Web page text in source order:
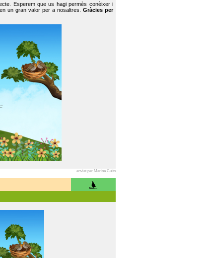
Esperem que us hagi permès conèixer i
un gran valor per a nosaltres. Gràcies per
enviat per Marina Cuito